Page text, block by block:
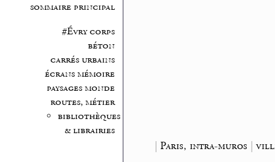
sommaire principal
#Évry corps
béton
carrés urbains
écrans mémoire
paysages monde
routes, métier
bibliothèques
& librairies
| Paris, intra-muros |